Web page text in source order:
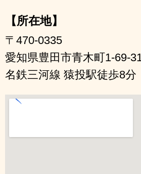
【所在地】
〒470-0335
愛知県豊田市青木町1-69-
名鉄三河線 猿投駅徒歩8分